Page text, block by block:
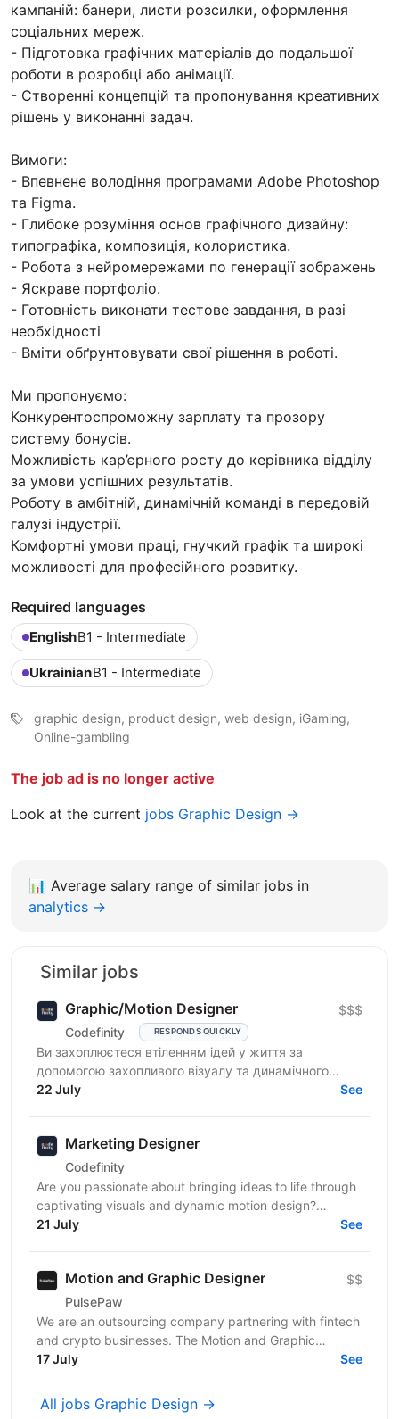
кампаній: банери, листи розсилки, оформлення
соціальних мереж.
- Підготовка графічних матеріалів до подальшої
роботи в розробці або анімації.
- Створенні концепцій та пропонування креативних
рішень у виконанні задач.
Вимоги:
- Впевнене володіння програмами Adobe Photoshop
та Figma.
- Глибоке розуміння основ графічного дизайну:
типографіка, композиція, колористика.
- Робота з нейромережами по генерації зображень
- Яскраве портфоліо.
- Готовність виконати тестове завдання, в разі
необхідності
- Вміти обґрунтовувати свої рішення в роботі.
Ми пропонуємо:
Конкурентоспроможну зарплату та прозору
систему бонусів.
Можливість кар’єрного росту до керівника відділу
за умови успішних результатів.
Роботу в амбітній, динамічній команді в передовій
галузі індустрії.
Комфортні умови праці, гнучкий графік та широкі
можливості для професійного розвитку.
Required languages
EnglishB1 - Intermediate
UkrainianB1 - Intermediate
graphic design, product design, web design, iGaming,
Online-gambling
The job ad is no longer active
Look at the current jobs Graphic Design →
📊 Average salary range of similar jobs in
analytics →
Similar jobs
Graphic/Motion Designer
Codefinity RESPONDS QUICKLY
$$$
Ви захоплюєтеся втіленням ідей у життя за
допомогою захопливого візуалу та динамічного
моушн-дизайну? Codefinity, провідна платформа для
22 July See
Marketing Designer
Codefinity
Are you passionate about bringing ideas to life through
captivating visuals and dynamic motion design?
Codefinity, a leading online learning platform, is...
21 July See
Motion and Graphic Designer
PulsePaw
$$
We are an outsourcing company partnering with fintech
and crypto businesses. The Motion and Graphic
Designer role is part of a client ecosystem project...
17 July See
All jobs Graphic Design →